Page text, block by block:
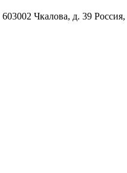
603002 Чкалова, д. 39 Россия,